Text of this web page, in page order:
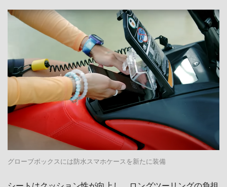
グローブボックスには防水スマホケースを新たに装備